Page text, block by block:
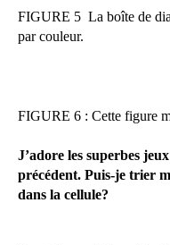
FIGURE 5 La boîte de
par couleur.
FIGURE 6 : Cette figure
J’adore les superbes
précédent. Puis-je trier
dans la cellule?